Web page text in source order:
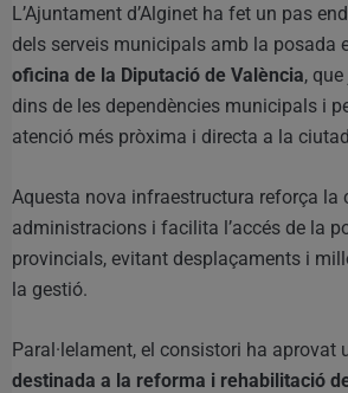
L’Ajuntament d’Alginet ha fet un pas
dels serveis municipals amb la posada
oficina de la Diputació de València,
dins de les dependències municipals i
atenció més pròxima i directa a la
Aquesta nova infraestructura reforça la
administracions i facilita l’accés de la
provincials, evitant desplaçaments i
la gestió.
Paral·lelament, el consistori ha aprovat
destinada a la reforma i rehabilitació